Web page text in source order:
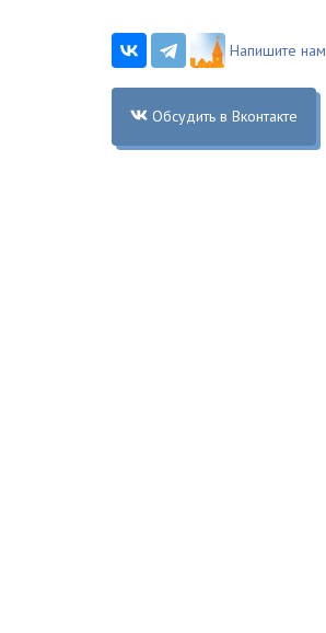
Напишите нам
Обсудить в Вконтакте